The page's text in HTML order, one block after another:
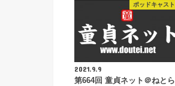
ポッドキャスト
2021.9.9
第664回 童貞ネット＠ねとら